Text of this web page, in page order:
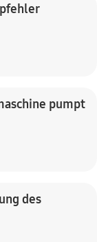
pumpt
des